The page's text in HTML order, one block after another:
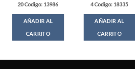
20 Codigo: 13986
AÑADIR AL
CARRITO
4 Codigo: 18335
AÑADIR AL
CARRITO